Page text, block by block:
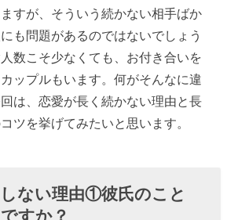
すが、そういう続かない相手ばか
も問題があるのではないでしょう
数こそ少なくても、お付き合いを
ップルもいます。何がそんなに違
は、恋愛が長く続かない理由と長
ツを挙げてみたいと思います。
ない理由①彼氏のこと
すか？